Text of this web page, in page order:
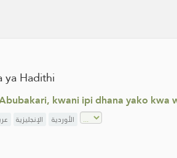
ya Hadithi
kwani ipi dhana yako
الإنجليزية الأوردية